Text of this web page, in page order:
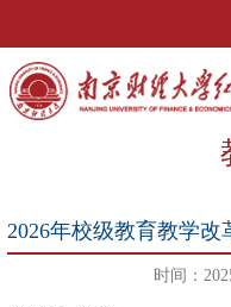
2026年校级教育教学
时间：